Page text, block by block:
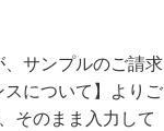
サンプルのご請求
について】よりご
そのまま入力して